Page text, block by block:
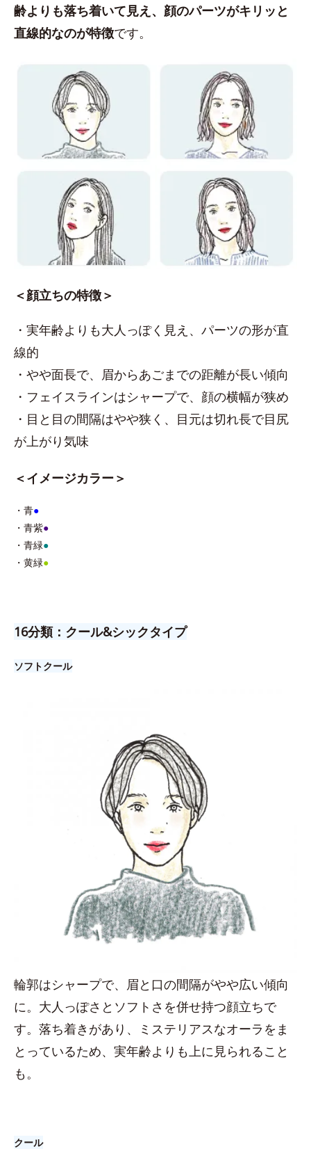
齢よりも落ち着いて見え、顔のパーツがキリッと
直線的なのが特徴です。
＜顔立ちの特徴＞
・実年齢よりも大人っぽく見え、パーツの形が直
線的
・やや面長で、眉からあごまでの距離が長い傾向
・フェイスラインはシャープで、顔の横幅が狭め
・目と目の間隔はやや狭く、目元は切れ長で目尻
が上がり気味
＜イメージカラー＞
・青●
・青紫●
・青緑●
・黄緑●
16分類：クール&シックタイプ
ソフトクール
輪郭はシャープで、眉と口の間隔がやや広い傾向
に。大人っぽさとソフトさを併せ持つ顔立ちで
す。落ち着きがあり、ミステリアスなオーラをま
とっているため、実年齢よりも上に見られること
も。
クール